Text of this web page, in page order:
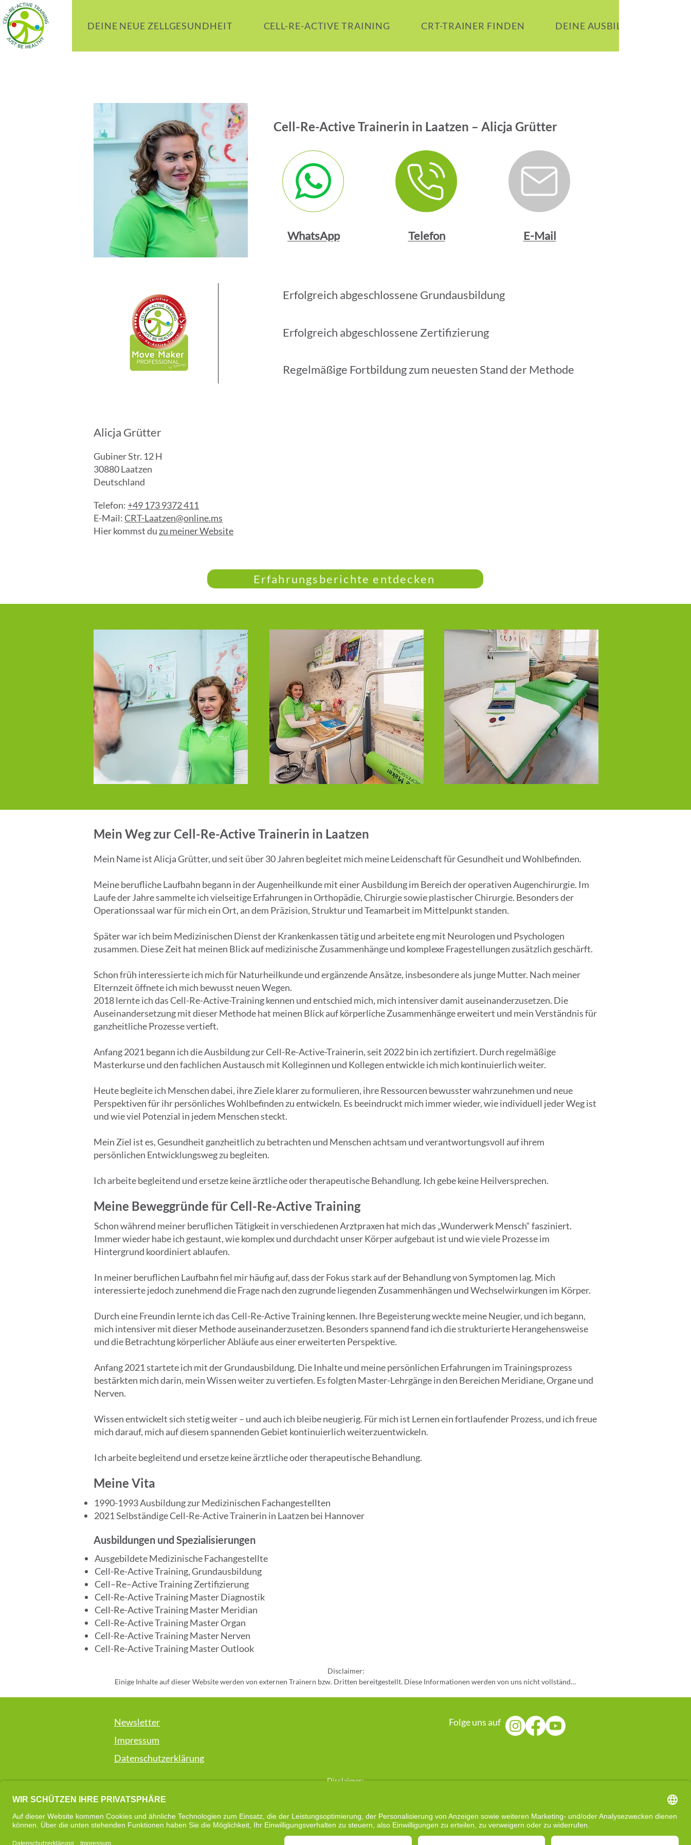
DEINE NEUE ZELLGESUNDHEIT CELL-RE-ACTIVE TRAINING CRT-TRAINER FINDEN DEINE AUSBILDUNG
Cell-Re-Active Trainerin in Laatzen – Alicja Grütter
WhatsApp Telefon E-Mail
Erfolgreich abgeschlossene Grundausbildung
Erfolgreich abgeschlossene Zertifizierung
Regelmäßige Fortbildung zum neuesten Stand der Methode
Alicja Grütter
Gubiner Str. 12 H
30880 Laatzen
Deutschland
Telefon: +49 173 9372 411
E-Mail:CRT-Laatzen@online.ms
Hier kommst du zu meiner Website
Erfahrungsberichte entdecken
Mein Weg zur Cell-Re-Active Trainerin in Laatzen
Mein Name ist Alicja Grütter, und seit über 30 Jahren begleitet mich meine Leidenschaft für Gesundheit und Wohlbefinden.
Meine berufliche Laufbahn begann in der Augenheilkunde mit einer Ausbildung im Bereich der operativen Augenchirurgie. Im
Laufe der Jahre sammelte ich vielseitige Erfahrungen in Orthopädie, Chirurgie sowie plastischer Chirurgie. Besonders der
Operationssaal war für mich ein Ort, an dem Präzision, Struktur und Teamarbeit im Mittelpunkt standen.
Später war ich beim Medizinischen Dienst der Krankenkassen tätig und arbeitete eng mit Neurologen und Psychologen
zusammen. Diese Zeit hat meinen Blick auf medizinische Zusammenhänge und komplexe Fragestellungen zusätzlich geschärft.
Schon früh interessierte ich mich für Naturheilkunde und ergänzende Ansätze, insbesondere als junge Mutter. Nach meiner
Elternzeit öffnete ich mich bewusst neuen Wegen.
2018 lernte ich das Cell-Re-Active-Training kennen und entschied mich, mich intensiver damit auseinanderzusetzen. Die
Auseinandersetzung mit dieser Methode hat meinen Blick auf körperliche Zusammenhänge erweitert und mein Verständnis für
ganzheitliche Prozesse vertieft.
Anfang 2021 begann ich die Ausbildung zur Cell-Re-Active-Trainerin, seit 2022 bin ich zertifiziert. Durch regelmäßige
Masterkurse und den fachlichen Austausch mit Kolleginnen und Kollegen entwickle ich mich kontinuierlich weiter.
Heute begleite ich Menschen dabei, ihre Ziele klarer zu formulieren, ihre Ressourcen bewusster wahrzunehmen und neue
Perspektiven für ihr persönliches Wohlbefinden zu entwickeln. Es beeindruckt mich immer wieder, wie individuell jeder Weg ist
und wie viel Potenzial in jedem Menschen steckt.
Mein Ziel ist es, Gesundheit ganzheitlich zu betrachten und Menschen achtsam und verantwortungsvoll auf ihrem
persönlichen Entwicklungsweg zu begleiten.
Ich arbeite begleitend und ersetze keine ärztliche oder therapeutische Behandlung. Ich gebe keine Heilversprechen.
Meine Beweggründe für Cell-Re-Active Training
Schon während meiner beruflichen Tätigkeit in verschiedenen Arztpraxen hat mich das „Wunderwerk Mensch“ fasziniert.
Immer wieder habe ich gestaunt, wie komplex und durchdacht unser Körper aufgebaut ist und wie viele Prozesse im
Hintergrund koordiniert ablaufen.
In meiner beruflichen Laufbahn fiel mir häufig auf, dass der Fokus stark auf der Behandlung von Symptomen lag. Mich
interessierte jedoch zunehmend die Frage nach den zugrunde liegenden Zusammenhängen und Wechselwirkungen im Körper.
Durch eine Freundin lernte ich das Cell-Re-Active Training kennen. Ihre Begeisterung weckte meine Neugier, und ich begann,
mich intensiver mit dieser Methode auseinanderzusetzen. Besonders spannend fand ich die strukturierte Herangehensweise
und die Betrachtung körperlicher Abläufe aus einer erweiterten Perspektive.
Anfang 2021 startete ich mit der Grundausbildung. Die Inhalte und meine persönlichen Erfahrungen im Trainingsprozess
bestärkten mich darin, mein Wissen weiter zu vertiefen. Es folgten Master-Lehrgänge in den Bereichen Meridiane, Organe und
Nerven.
Wissen entwickelt sich stetig weiter – und auch ich bleibe neugierig. Für mich ist Lernen ein fortlaufender Prozess, und ich freue
mich darauf, mich auf diesem spannenden Gebiet kontinuierlich weiterzuentwickeln.
Ich arbeite begleitend und ersetze keine ärztliche oder therapeutische Behandlung.
Meine Vita
1990-1993 Ausbildung zur Medizinischen Fachangestellten
2021 Selbständige Cell-Re-Active Trainerin in Laatzen bei Hannover
Ausbildungen und Spezialisierungen
Ausgebildete Medizinische Fachangestellte
Cell-Re-Active Training, Grundausbildung
Cell–Re–Active Training Zertifizierung
Cell-Re-Active Training Master Diagnostik
Cell-Re-Active Training Master Meridian
Cell-Re-Active Training Master Organ
Cell-Re-Active Training Master Nerven
Cell-Re-Active Training Master Outlook
Disclaimer:
Einige Inhalte auf dieser Website werden von externen Trainern bzw. Dritten bereitgestellt. Diese Informationen werden von uns nicht vollständig
Newsletter
Impressum
Folge uns auf
Datenschutzerklärung
Disclaimer:
um eine energiespezifische Dienstleistung, die darauf abzielt, das Wohlbefinden zu fördern und die energetische Balance zu unterstützen. Alle hier
angebotenen Leistungen dienen der möglichen Aktivierung der Selbstheilungskräfte und der Förderung eines ganzheitlichen Wohlbefindens.​
Bitte beachte, dass diese Methode keinen Ersatz für eine medizinische, psychologische oder therapeutische Behandlung darstellt. Diagnosen,
​Genderhinweis:
Zur besseren Lesbarkeit beziehen sich die auf dieser Webseite verwendeten Personenbezeichnungen – sofern nicht anders kenntlich gemacht –
auf alle Menschen unabhängig von ihrer Identität.